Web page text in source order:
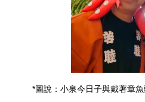
*圖說：小泉今日子與戴著章